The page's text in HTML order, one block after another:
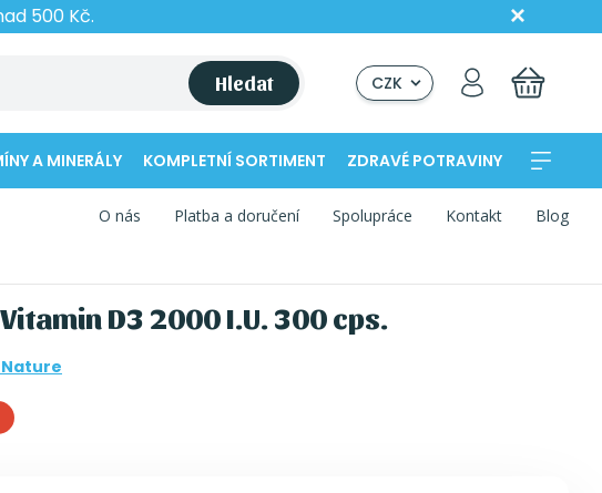
500 Kč.
Hledat CZK
A MINERÁLY KOMPLETNÍ SORTIMENT ZDRAVÉ POTRAVINY
O nás Platba a doručení Spolupráce Kontakt Blog
D3 2000 I.U. 300 cps.